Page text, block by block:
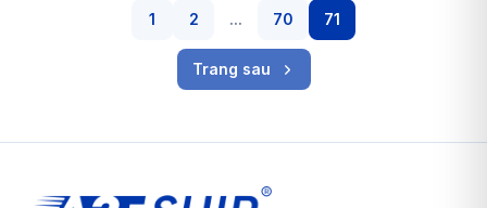
1 2 ... 70 71
Trang sau